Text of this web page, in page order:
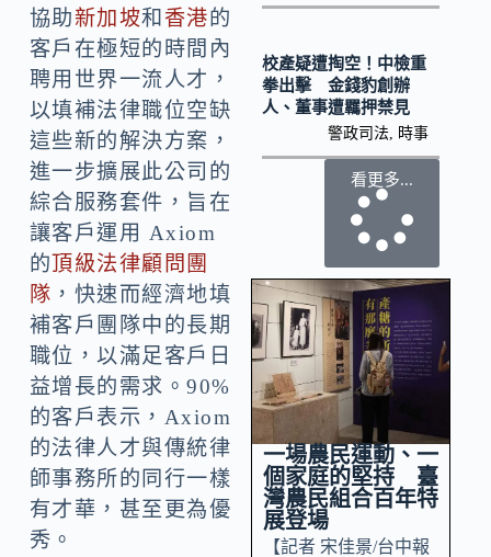
協助新加坡和 香港的
客戶在極短的時間內
聘用世界一流人才，
以填補法律職位空缺
這些新的解決方案，
進一步擴展此公司的
綜合服務套件，旨在
讓客戶運用 Axiom
的頂級法律顧問團
隊 ，快速而經濟地填
補客戶團隊中的長期
職位，以滿足客戶日
益增長的需求。90%
的客戶表示，Axiom
的法律人才與傳統律
師事務所的同行一樣
有才華，甚至更為優
秀。
校產疑遭掏空！中檢重
拳出擊 金錢豹創辦
人、董事遭羈押禁見
警政司法 時事
看更多...
一場農民運動、一
個家庭的堅持 臺
灣農民組合百年特
展登場
【記者 宋佳景/台中報